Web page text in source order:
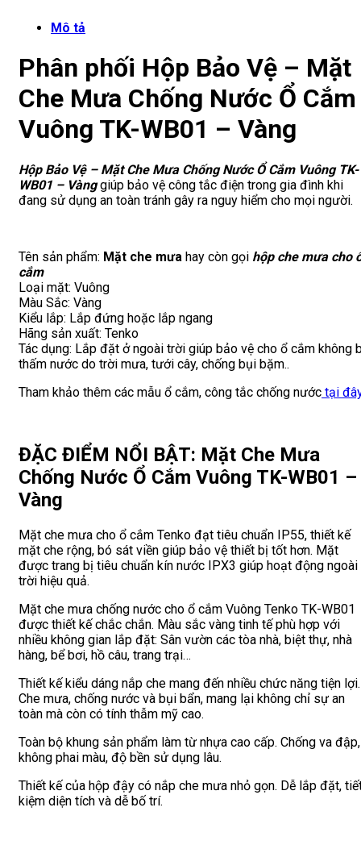
Mô tả
Phân phối Hộp Bảo Vệ – Mặt
Che Mưa Chống Nước Ổ Cắm
Vuông TK-WB01 – Vàng
Hộp Bảo Vệ – Mặt Che Mưa Chống Nước Ổ Cắm Vuông TK-
WB01 – Vànggiúp bảo vệ công tắc điện trong gia đình khi
đang sử dụng an toàn tránh gây ra nguy hiểm cho mọi người.
Tên sản phẩm: Mặt che mưa hay còn gọi hộp che mưa cho
cắm
Loại mặt: Vuông
Màu Sắc: Vàng
Kiểu lắp: Lắp đứng hoặc lắp ngang
Hãng sản xuất: Tenko
Tác dụng: Lắp đặt ở ngoài trời giúp bảo vệ cho ổ cắm không
thấm nước do trời mưa, tưới cây, chống bụi bặm..
Tham khảo thêm các mẫu ổ cắm, công tắc chống nước tại
ĐẶC ĐIỂM NỔI BẬT: Mặt Che Mưa
Chống Nước Ổ Cắm Vuông TK-WB01 –
Vàng
Mặt che mưa cho ổ cắm Tenko đạt tiêu chuẩn IP55, thiết kế
mặt che rộng, bó sát viền giúp bảo vệ thiết bị tốt hơn. Mặt
được trang bị tiêu chuẩn kín nước IPX3 giúp hoạt động ngoài
trời hiệu quả.
Mặt che mưa chống nước cho ổ cắm Vuông Tenko TK-WB01
được thiết kế chắc chắn. Màu sắc vàng tinh tế phù hợp với
nhiều không gian lắp đặt: Sân vườn các tòa nhà, biệt thự, nhà
hàng, bể bơi, hồ câu, trang trại…
Thiết kế kiểu dáng nắp che mang đến nhiều chức năng tiện lợi.
Che mưa, chống nước và bụi bẩn, mang lại không chỉ sự an
toàn mà còn có tính thẫm mỹ cao.
Toàn bộ khung sản phẩm làm từ nhựa cao cấp. Chống va đập,
không phai màu, độ bền sử dụng lâu.
Thiết kế của hộp đậy có nắp che mưa nhỏ gọn. Dễ lắp đặt,
kiệm diện tích và dễ bố trí.